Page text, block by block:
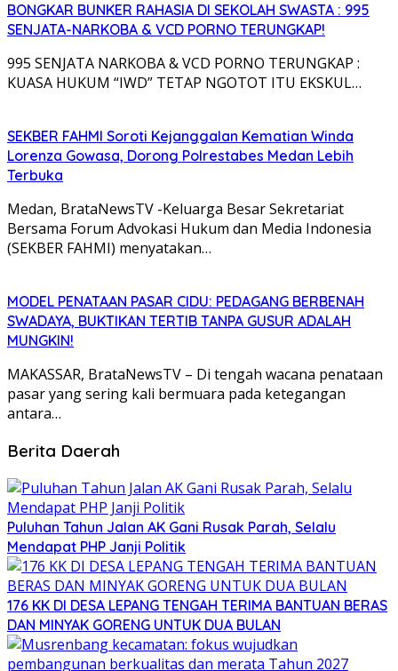
BONGKAR BUNKER RAHASIA DI SEKOLAH SWASTA : 995
SENJATA-NARKOBA & VCD PORNO TERUNGKAP!
995 SENJATA NARKOBA & VCD PORNO TERUNGKAP :
KUASA HUKUM “IWD” TETAP NGOTOT ITU EKSKUL…
SEKBER FAHMI Soroti Kejanggalan Kematian Winda
Lorenza Gowasa, Dorong Polrestabes Medan Lebih
Terbuka
Medan, BrataNewsTV -Keluarga Besar Sekretariat
Bersama Forum Advokasi Hukum dan Media Indonesia
(SEKBER FAHMI) menyatakan…
MODEL PENATAAN PASAR CIDU: PEDAGANG BERBENAH
SWADAYA, BUKTIKAN TERTIB TANPA GUSUR ADALAH
MUNGKIN!
MAKASSAR, BrataNewsTV – Di tengah wacana penataan
pasar yang sering kali bermuara pada ketegangan
antara…
Berita Daerah
Puluhan Tahun Jalan AK Gani Rusak Parah, Selalu
Mendapat PHP Janji Politik
176 KK DI DESA LEPANG TENGAH TERIMA BANTUAN BERAS
DAN MINYAK GORENG UNTUK DUA BULAN